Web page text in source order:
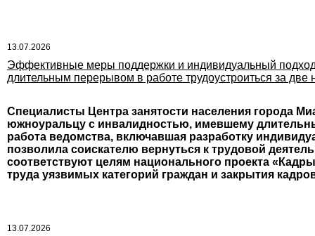
13.07.2026
Эффективные меры поддержки и индивидуальный
длительным перерывом в работе трудоустроиться за две
Специалисты Центра занятости населения города
южноуральцу с инвалидностью, имевшему
работа ведомства, включавшая разработку
позволила соискателю вернуться к трудовой
соответствуют целям национального проекта
труда уязвимых категорий граждан и закрытия
13.07.2026